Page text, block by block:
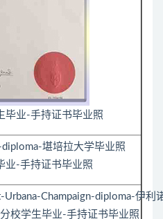
毕业-手持证书毕业照
业-手持证书毕业照
校学生毕业-手持证书毕业照